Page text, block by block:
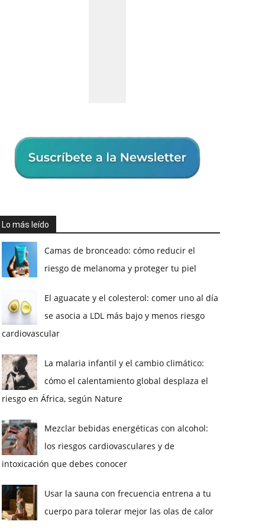
Lo más leído
Camas de bronceado: cómo reducir el
riesgo de melanoma y proteger tu piel
El aguacate y el colesterol: comer uno al día
se asocia a LDL más bajo y menos riesgo
cardiovascular
La malaria infantil y el cambio climático:
cómo el calentamiento global desplaza el
riesgo en África, según Nature
Mezclar bebidas energéticas con alcohol:
los riesgos cardiovasculares y de
intoxicación que debes conocer
Usar la sauna con frecuencia entrena a tu
cuerpo para tolerar mejor las olas de calor